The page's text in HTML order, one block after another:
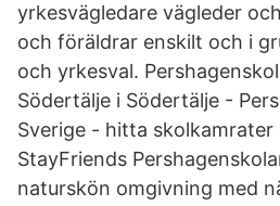
yrkesvägledare vägleder
och föräldrar enskilt och i
och yrkesval.
Södertälje i Södertälje -
Sverige - hitta skolkamrater
StayFriends
naturskön omgivning med